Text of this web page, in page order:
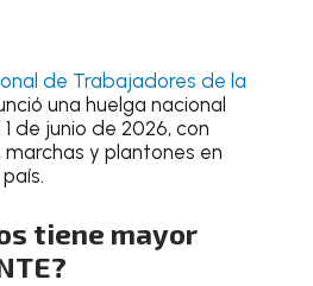
de Trabajadores de la
una huelga nacional
de junio de 2026, con
marchas y plantones en
tiene mayor